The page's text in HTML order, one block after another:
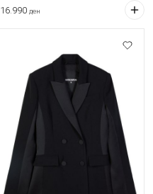
16.990 ден